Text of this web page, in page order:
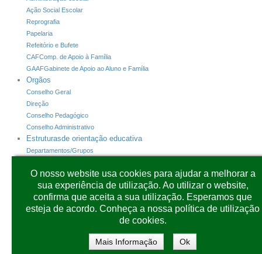
Ação Social Escolar
Reprografia
Papelaria
Refeitório e Bufete
CAFComp. de Apoio à Família
GAAFGabinete de Apoio ao Aluno e Família
Orgãos
Conselho Geral
Direção
Conselho Pedagógico
Conselho Administrativo
Estruturasde orientação educativa
Departamentos/Grupos
INOVAR +Programas
INOVAR+ Alunos
INOVAR+Consulta
INOVAR+PAA
Outras
O nosso website usa cookies para ajudar a melhorar a
sua experiência de utilização. Ao utilizar o website,
confirma que aceita a sua utilização. Esperamos que
esteja de acordo. Conheça a nossa política de utilização
de cookies.
Mais Informação Ok